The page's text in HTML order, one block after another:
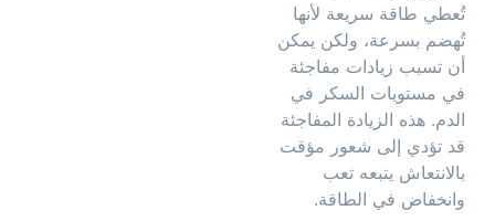
تُعطي طاقة سريعة لأنها
تُهضم بسرعة، ولكن يمكن
أن تسبب زيادات مفاجئة
في مستويات السكر في
الدم. هذه الزيادة المفاجئة
قد تؤدي إلى شعور مؤقت
بالانتعاش يتبعه تعب
وانخفاض في الطاقة.